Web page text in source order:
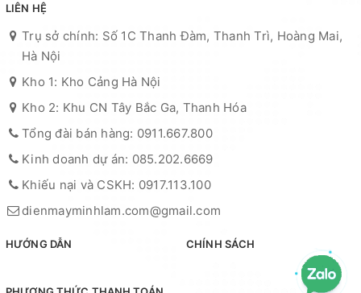
LIÊN HỆ
Trụ sở chính: Số 1C Thanh Đàm, Thanh Trì, Hoàng Mai,
Hà Nội
Kho 1: Kho Cảng Hà Nội
Kho 2: Khu CN Tây Bắc Ga, Thanh Hóa
Tổng đài bán hàng: 0911.667.800
Kinh doanh dự án: 085.202.6669
Khiếu nại và CSKH: 0917.113.100
dienmayminhlam.com@gmail.com
HƯỚNG DẪN CHÍNH SÁCH